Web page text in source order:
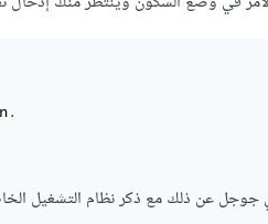
.
جوجل عن ذلك مع ذكر نظام التشغيل